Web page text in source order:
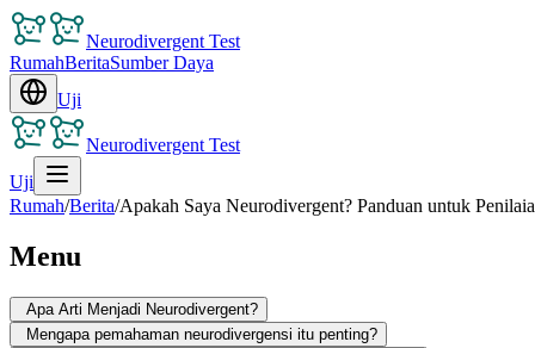
Neurodivergent Test
RumahBeritaSumber Daya
Uji
Neurodivergent Test
Uji
Rumah/Berita/Apakah Saya Neurodivergent? Panduan untuk
Menu
Apa Arti Menjadi Neurodivergent?
Mengapa pemahaman neurodivergensi itu penting?